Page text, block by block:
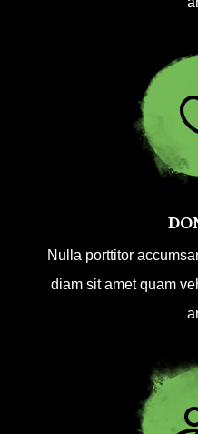
Nulla porttitor
diam sit amet quam